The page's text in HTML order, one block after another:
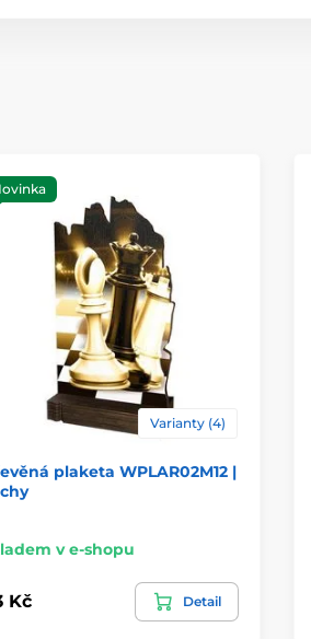
Varianty (4)
plaketa WPLAR02M12 |
v e-shopu
Kč Detail